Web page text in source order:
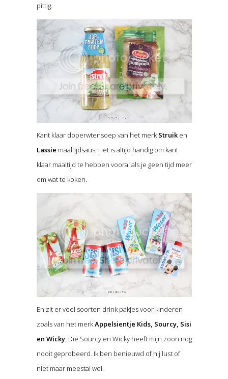
pittig.
Kant klaar doperwtensoep van het merkStruiken
Lassie maaltijdsaus. Het is altijd handig om kant
klaar maaltijd te hebben vooral als je geen tijd meer
om wat te koken.
En zit er veel soorten drink pakjes voor kinderen
zoals van het merkAppelsientje Kids, Sourcy, Sisi
en Wicky. Die Sourcy en Wicky heeft mijn zoon nog
nooit geprobeerd. Ik ben benieuwd of hij lust of
niet maar meestal wel.